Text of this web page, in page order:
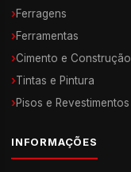
›Ferragens
›Ferramentas
›Cimento e Construção
›Tintas e Pintura
›Pisos e Revestimentos
INFORMAÇÕES